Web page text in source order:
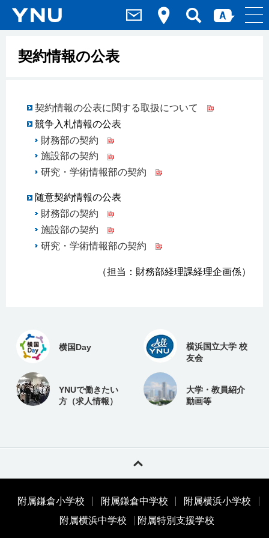
契約情報の公表
契約情報の公表に関する取扱について
競争入札情報の公表
財務部の契約
施設部の契約
研究・学術情報部の契約
随意契約情報の公表
財務部の契約
施設部の契約
研究・学術情報部の契約
（担当：財務部経理課経理企画係）
横国Day
横浜国立大学 校
友会
YNUで働きたい
方（求人情報）
大学・教員紹介
動画等
附属鎌倉小学校 附属鎌倉中学校
附属横浜小学校
附属横浜中学校
附属特別支援学校